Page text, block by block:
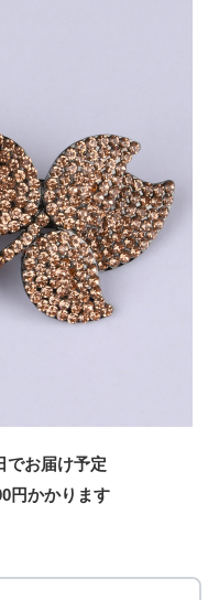
でお届け予定
円かかります